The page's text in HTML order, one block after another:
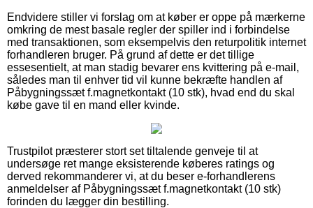
Endvidere stiller vi forslag om at køber er oppe på mærkerne
omkring de mest basale regler der spiller ind i forbindelse
med transaktionen, som eksempelvis den returpolitik internet
forhandleren bruger. På grund af dette er det tillige
essesentielt, at man stadig bevarer ens kvittering på e-mail,
således man til enhver tid vil kunne bekræfte handlen af
Påbygningssæt f.magnetkontakt (10 stk), hvad end du skal
købe gave til en mand eller kvinde.
Trustpilot præsterer stort set tiltalende genveje til at
undersøge ret mange eksisterende køberes ratings og
derved rekommanderer vi, at du beser e-forhandlerens
anmeldelser af Påbygningssæt f.magnetkontakt (10 stk)
forinden du lægger din bestilling.